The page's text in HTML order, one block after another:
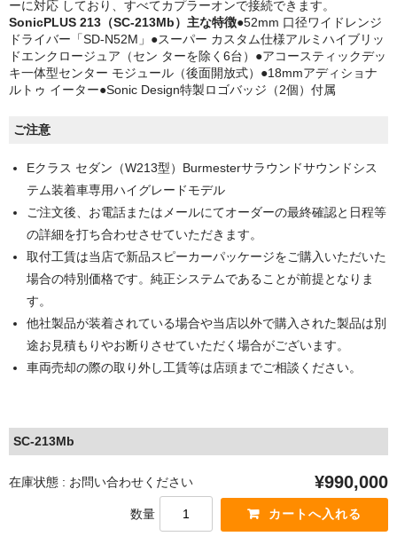
ーに対応 しており、すべてカプラーオンで接続できます。
SonicPLUS 213（SC-213Mb）主な特徴●52mm 口径ワイドレンジ
ドライバー「SD-N52M」●スーパー カスタム仕様アルミハイブリッ
ドエンクロージュア（セン ターを除く6台）●アコースティックデッ
キ一体型センター モジュール（後面開放式）●18mmアディショナ
ルトゥ イーター●Sonic Design特製ロゴバッジ（2個）付属
ご注意
Eクラス セダン（W213型）Burmesterサラウンドサウンドシス
テム装着車専用ハイグレードモデル
ご注文後、お電話またはメールにてオーダーの最終確認と日程等
の詳細を打ち合わせさせていただきます。
取付工賃は当店で新品スピーカーパッケージをご購入いただいた
場合の特別価格です。純正システムであることが前提となりま
す。
他社製品が装着されている場合や当店以外で購入された製品は別
途お見積もりやお断りさせていただく場合がございます。
車両売却の際の取り外し工賃等は店頭までご相談ください。
SC-213Mb
在庫状態 : お問い合わせください ¥990,000
数量